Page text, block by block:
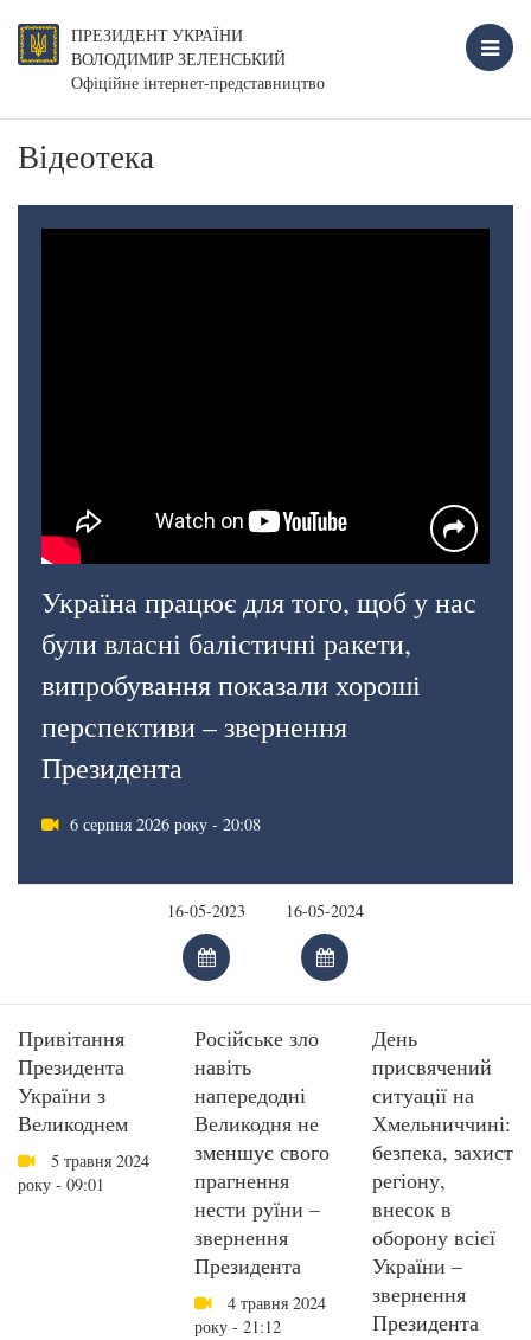
ПРЕЗИДЕНТ УКРАЇНИ
ВОЛОДИМИР ЗЕЛЕНСЬКИЙ
Офіційне інтернет-представництво
Відеотека
Україна працює для того, щоб у нас
були власні балістичні ракети,
випробування показали хороші
перспективи – звернення
Президента
6 серпня 2026 року - 20:08
Привітання
Президента
України з
Великоднем
5 травня 2024
року - 09:01
Російське зло
навіть
напередодні
Великодня не
зменшує свого
прагнення
нести руїни –
звернення
Президента
4 травня 2024
року - 21:12
День
присвячений
ситуації на
Хмельниччині:
безпека, захист
регіону,
внесок в
оборону всієї
України –
звернення
Президента